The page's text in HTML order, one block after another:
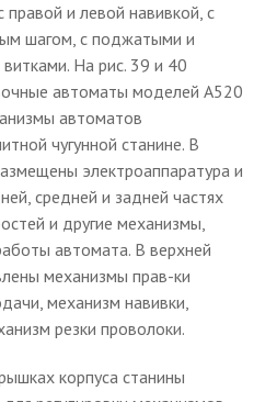
и левой навивкой, с
шагом, с поджатыми и
На рис. 39 и 40
автоматы моделей А520
автоматов
чугунной станине. В
электроаппаратура и
средней и задней частях
и другие механизмы,
автомата. В верхней
механизмы прав-ки
механизм навивки,
резки проволоки.
корпуса станины